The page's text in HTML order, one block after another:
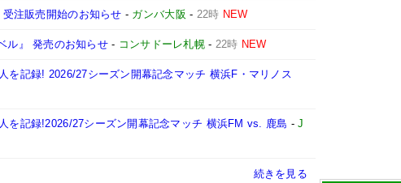
注販売開始のお知らせ - ガンバ大阪 - 22時 NEW
ル』 発売のお知らせ - コンサドーレ札幌- 22時 NEW
を記録! 2026/27シーズン開幕記念マッチ 横浜F・マリノス
を記録!2026/27シーズン開幕記念マッチ 横浜FM vs. 鹿島 -J
続きを見る